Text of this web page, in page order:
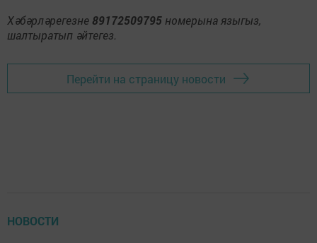
Хәбәрләрегезне 89172509795 номерына языгыз,
шалтыратып әйтегез.
Перейти на страницу новости
НОВОСТИ